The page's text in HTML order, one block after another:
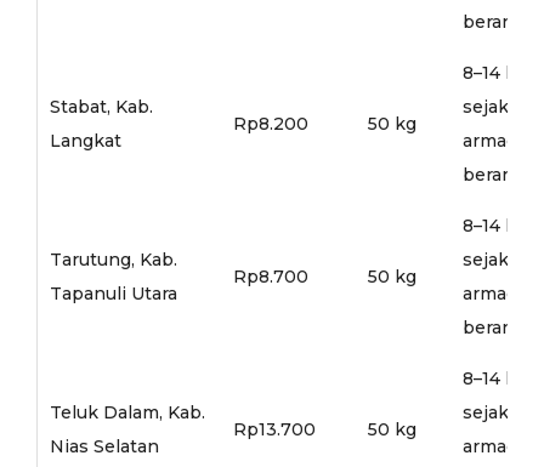
Stabat, Kab.
Langkat
Rp8.200 50 kg
8–14 hari
sejak
armada
Tarutung, Kab.
Tapanuli Utara
Rp8.700 50 kg
8–14 hari
sejak
armada
Teluk Dalam, Kab.
Nias Selatan
Rp13.700 50 kg
8–14 hari
sejak
armada